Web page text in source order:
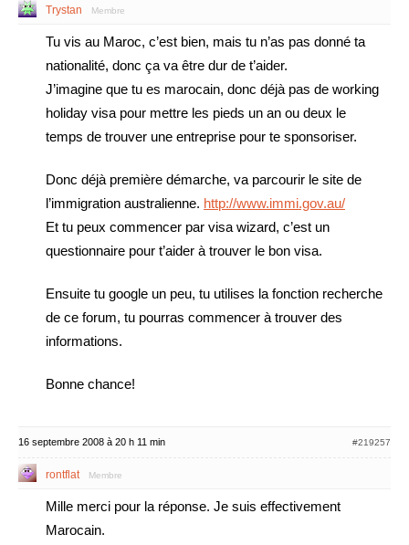
Trystan Membre
Tu vis au Maroc, c’est bien, mais tu n’as pas donné ta
nationalité, donc ça va être dur de t’aider.
J’imagine que tu es marocain, donc déjà pas de working
holiday visa pour mettre les pieds un an ou deux le
temps de trouver une entreprise pour te sponsoriser.
Donc déjà première démarche, va parcourir le site de
l’immigration australienne. http://www.immi.gov.au/
Et tu peux commencer par visa wizard, c’est un
questionnaire pour t’aider à trouver le bon visa.
Ensuite tu google un peu, tu utilises la fonction recherche
de ce forum, tu pourras commencer à trouver des
informations.
Bonne chance!
16 septembre 2008 à 20 h 11 min #219257
rontflat Membre
Mille merci pour la réponse. Je suis effectivement
Marocain.